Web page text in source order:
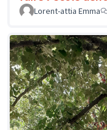
Lorent-attia Emma